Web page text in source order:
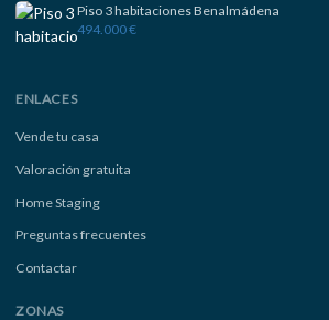
Piso 3 habitaciones Benalmádena
494.000 €
ENLACES
Vende tu casa
Valoración gratuita
Home Staging
Preguntas frecuentes
Contactar
ZONAS